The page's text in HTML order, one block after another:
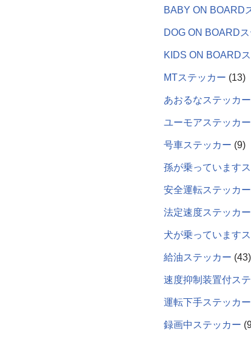
BABY ON BOARD
DOG ON BOARD
KIDS ON BOARD
MTステッカー 13
あおるなステッカー
ユーモアステッカー
号車ステッカー 9
孫が乗っています
安全運転ステッカー
法定速度ステッカー
犬が乗っています
給油ステッカー 43
速度抑制装置付ス
運転下手ステッカー
録画中ステッカー